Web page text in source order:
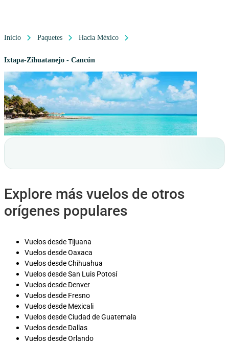
Inicio Paquetes Hacia México
Ixtapa-Zihuatanejo - Cancún
Explore más vuelos de otros
orígenes populares
Vuelos desde Tijuana
Vuelos desde Oaxaca
Vuelos desde Chihuahua
Vuelos desde San Luis Potosí
Vuelos desde Denver
Vuelos desde Fresno
Vuelos desde Mexicali
Vuelos desde Ciudad de Guatemala
Vuelos desde Dallas
Vuelos desde Orlando